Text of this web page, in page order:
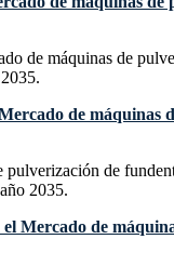
de máquinas de
de máquinas
de
2035.
Mercado de